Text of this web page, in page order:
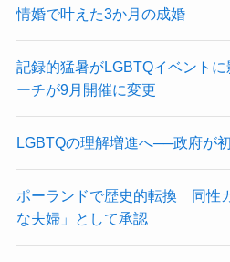
情婚で叶えた3か月の成婚
記録的猛暑がLGBTQイベント
ーチが9月開催に変更
LGBTQの理解増進へ──政府が
ポーランドで歴史的転換 同性
な夫婦」として承認